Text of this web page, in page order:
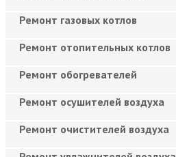
Ремонт газовых котлов
Ремонт отопительных котлов
Ремонт обогревателей
Ремонт осушителей воздуха
Ремонт очистителей воздуха